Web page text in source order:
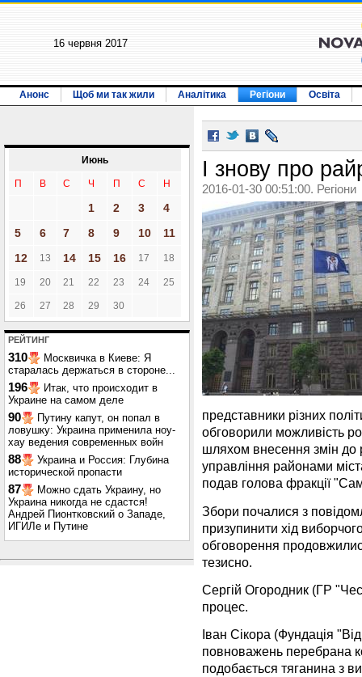
16 червня 2017
Анонс Щоб ми так жили Аналітика Регіони Освіта
Июнь
П В С Ч П С Н
1 2 3
4
5
6 7 8 9 10
11
12
13 14 15 16 17 18
19 20 21 22 23 24 25
26 27 28 29 30
РЕЙТИНГ
310
Москвичка в Киеве: Я
старалась держаться в стороне...
196
Итак, что происходит в
Украине на самом деле
90
Путину капут, он попал в
ловушку: Украина применила ноу-
хау ведения современных войн
88
Украина и Россия: Глубина
исторической пропасти
87
Можно сдать Украину, но
Украина никогда не сдастся!
Андрей Пионтковский о Западе,
ИГИЛе и Путине
І знову про
2016-01-30 00:51:00. Регіони
представники різних
обговорили можливість
шляхом внесення змін
управління районами
подав голова фракції
Збори почалися з
призупинити хід
обговорення
тезисно.
Сергій Огородник (ГР
процес.
Іван Сікора (Фундація
повноважень перебрана
подобається тяганина з